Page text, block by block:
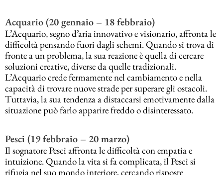
Acquario (20 gennaio – 18 febbraio)
L’Acquario, segno d’aria innovativo e visionario, affronta le
difficoltà pensando fuori dagli schemi. Quando si trova di
fronte a un problema, la sua reazione è quella di cercare
soluzioni creative, diverse da quelle tradizionali.
L’Acquario crede fermamente nel cambiamento e nella
capacità di trovare nuove strade per superare gli ostacoli.
Tuttavia, la sua tendenza a distaccarsi emotivamente dalla
situazione può farlo apparire freddo o disinteressato.
Pesci (19 febbraio – 20 marzo)
Il sognatore Pesci affronta le difficoltà con empatia e
intuizione. Quando la vita si fa complicata, il Pesci si
rifugia nel suo mondo interiore, cercando risposte